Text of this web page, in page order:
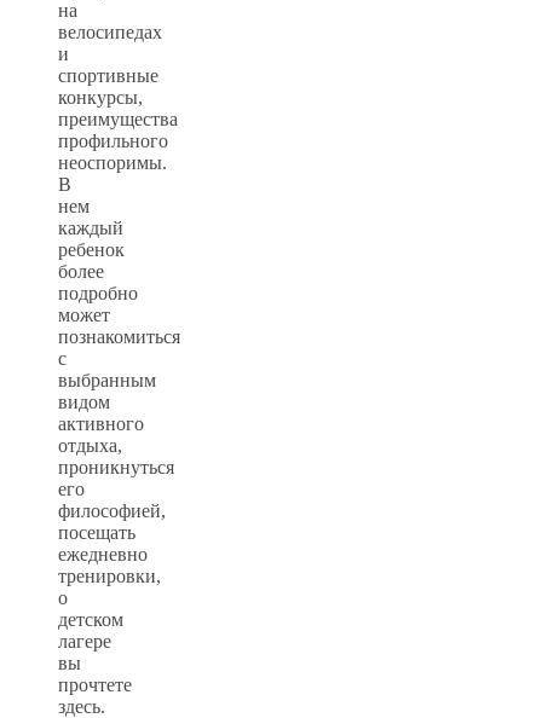
на
велосипедах
и
спортивные
конкурсы,
преимущества
профильного
неоспоримы.
В
нем
каждый
ребенок
более
подробно
может
познакомиться
с
выбранным
видом
активного
отдыха,
проникнуться
его
философией,
посещать
ежедневно
тренировки,
о
детском
лагере
вы
прочтете
здесь.